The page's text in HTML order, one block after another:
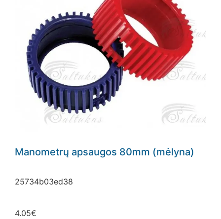
Manometrų apsaugos 80mm (mėlyna)
25734b03ed38
4.05€